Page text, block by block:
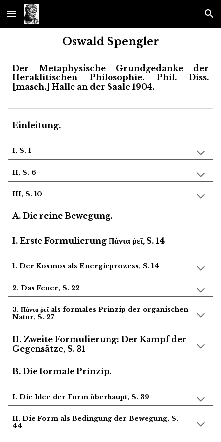
Skip to main content Skip to navigation
Oswald Spengler
Der Metaphysische Grundgedanke der
Heraklitischen Philosophie. Phil. Diss.
[masch.] Halle an der Saale 1904.
Einleitung.
I, S. 1
II, S. 6
III, S. 10
A. Die reine Bewegung.
I. Erste Formulierung Πάντα ῥεῖ, S. 14
1. Der Kosmos als Energieprozess, S. 14
2. Das Feuer, S. 22
3. Πάντα ῥεῖ als formales Prinzip der organischen
Natur, S. 27
II. Zweite Formulierung: Der Kampf der
Gegensätze, S. 31
B. Dieformale Prinzip.
I. Die Idee der Form überhaupt, S. 39
II. Die Form als Bedingung der Bewegung, S.
44